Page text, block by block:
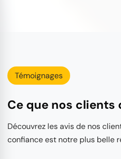
Témoignages
Ce que nos clients
Découvrez les avis de nos
confiance est notre plus belle